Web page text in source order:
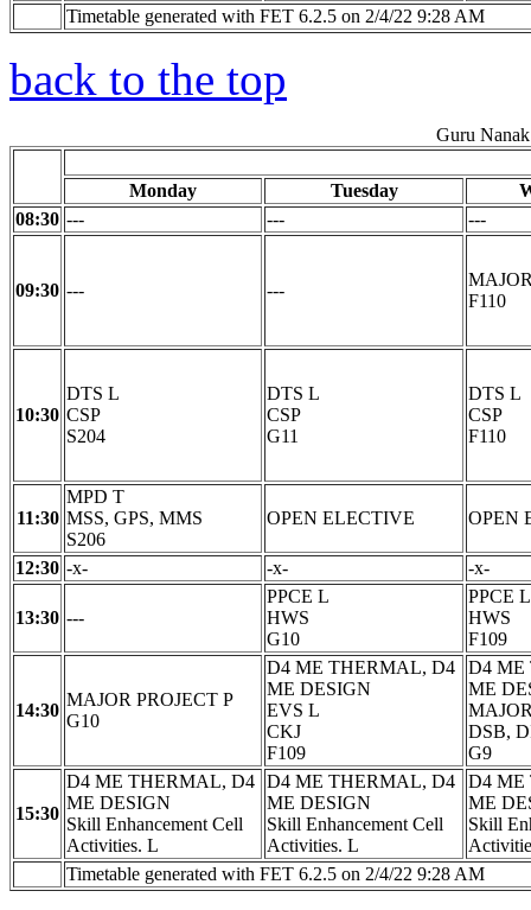
Timetable generated with FET 6.2.5 on 2/4/22 9:28 AM
back to the top
Guru
Monday Tuesday
08:30 --- --- ---
09:30 --- ---
F110
10:30
DTS L
CSP
S204
DTS L
CSP
G11
DTS L
CSP
F110
11:30
MPD T
MSS, GPS, MMS
S206
OPEN ELECTIVE OPEN
12:30 -x- -x- -x-
13:30 ---
PPCE L
HWS
G10
PPCE L
HWS
F109
14:30
MAJOR PROJECT P
G10
D4 ME THERMAL, D4
ME DESIGN
EVS L
CKJ
F109
D4 ME
ME
DSB,
G9
15:30
D4 ME THERMAL, D4
ME DESIGN
Skill Enhancement Cell
Activities. L
D4 ME THERMAL, D4
ME DESIGN
Skill Enhancement Cell
Activities. L
D4 ME
ME
Skill
Timetable generated with FET 6.2.5 on 2/4/22 9:28 AM